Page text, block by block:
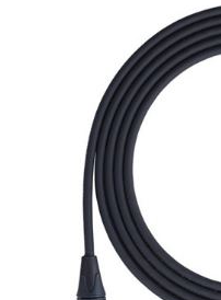
ドラム
キーボード
管楽器